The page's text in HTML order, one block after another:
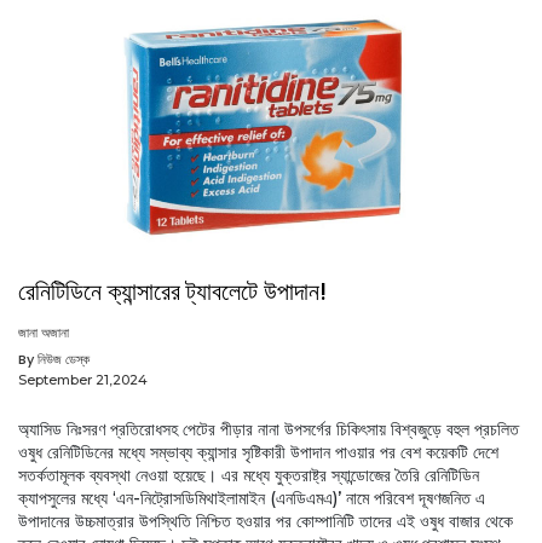
রেনিটিডিনে ক্যান্সারের ট্যাবলেটে উপাদান!
জানা অজানা
By নিউজ ডেস্ক
September 21,2024
অ্যাসিড নিঃসরণ প্রতিরোধসহ পেটের পীড়ার নানা উপসর্গের চিকিৎসায় বিশ্বজুড়ে বহুল প্রচলিত
ওষুধ রেনিটিডিনের মধ্যে সম্ভাব্য ক্যান্সার সৃষ্টিকারী উপাদান পাওয়ার পর বেশ কয়েকটি দেশে
সতর্কতামূলক ব্যবস্থা নেওয়া হয়েছে। এর মধ্যে যুক্তরাষ্ট্র স্যান্ডোজের তৈরি রেনিটিডিন
ক্যাপসুলের মধ্যে ‘এন-নিট্রোসডিমিথাইলামাইন (এনডিএমএ)’ নামে পরিবেশ দূষণজনিত এ
উপাদানের উচ্চমাত্রার উপস্থিতি নিশ্চিত হওয়ার পর কোম্পানিটি তাদের এই ওষুধ বাজার থেকে